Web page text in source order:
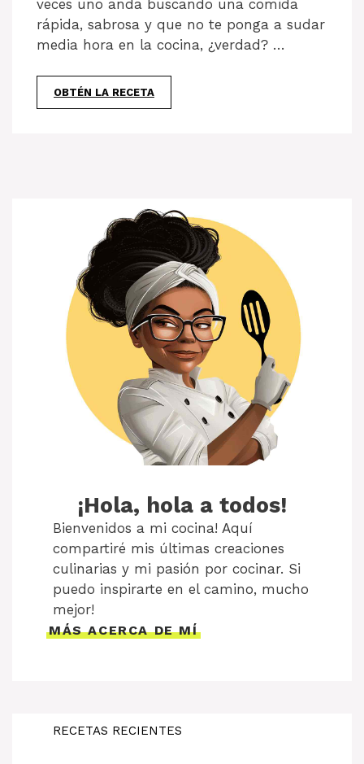
veces uno anda buscando una comida
rápida, sabrosa y que no te ponga a sudar
media hora en la cocina, ¿verdad? …
OBTÉN LA RECETA
¡Hola, hola a todos!
Bienvenidos a mi cocina! Aquí
compartiré mis últimas creaciones
culinarias y mi pasión por cocinar. Si
puedo inspirarte en el camino, mucho
mejor!
MÁS ACERCA DE MÍ
RECETAS RECIENTES